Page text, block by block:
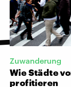
Zuwanderung
Wie Städte
profitieren